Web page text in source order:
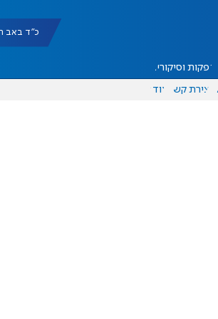
כ"ד באב תשפ"ו
הפקות וסיקורים
יצירת קשר עוד